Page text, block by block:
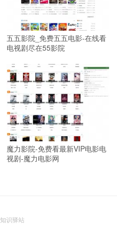
五五影院_免费五五电影-在线看
电视剧尽在55影院
魔力影院-免费看最新VIP电影电
视剧-魔力电影网
知识驿站